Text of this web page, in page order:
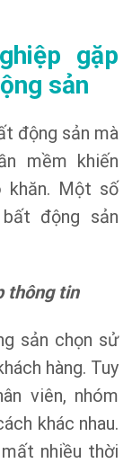
gặp
sản
động sản mà
mềm khiến
khăn. Một số
động sản
thông tin
sản chọn sử
hàng. Tuy
viên, nhóm
khác nhau.
nhiều thời